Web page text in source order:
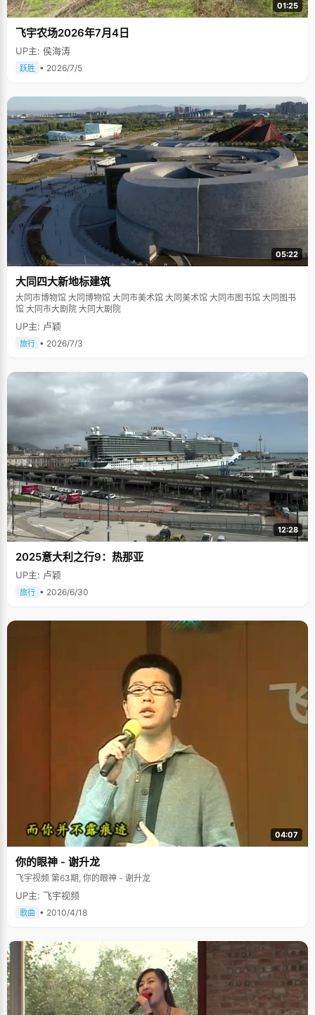
01:25
飞宇农场2026年7月4日
UP主: 侯海涛
跃胜 • 2026/7/5
05:22
大同四大新地标建筑
大同市博物馆 大同博物馆 大同市美术馆 大同美术馆 大同市图书馆 大同图书
馆 大同市大剧院 大同大剧院
UP主: 卢颖
旅行 • 2026/7/3
12:28
2025意大利之行9：热那亚
UP主: 卢颖
旅行 • 2026/6/30
04:07
你的眼神 - 谢升龙
飞宇视频 第63期, 你的眼神 - 谢升龙
UP主: 飞宇视频
歌曲 • 2010/4/18